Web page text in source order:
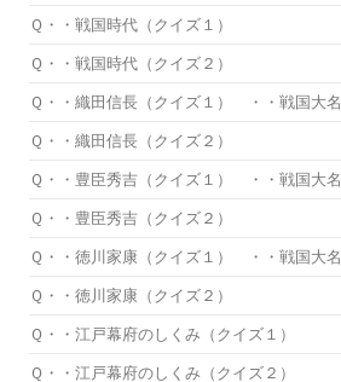
Ｑ・・戦国時代（クイズ１）
Ｑ・・戦国時代（クイズ２）
Ｑ・・織田信長（クイズ１） ・・戦国大名
Ｑ・・織田信長（クイズ２）
Ｑ・・豊臣秀吉（クイズ１） ・・戦国大名
Ｑ・・豊臣秀吉（クイズ２）
Ｑ・・徳川家康（クイズ１） ・・戦国大名
Ｑ・・徳川家康（クイズ２）
Ｑ・・江戸幕府のしくみ（クイズ１）
Ｑ・・江戸幕府のしくみ（クイズ２）